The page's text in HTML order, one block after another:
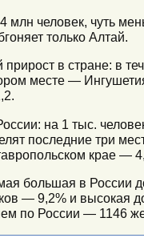
человек, чуть
только Алтай.
в стране: в
месте —
на 1 тыс.
последние три
крае —
большая в России
— 9,2% и высокая
по России — 1146